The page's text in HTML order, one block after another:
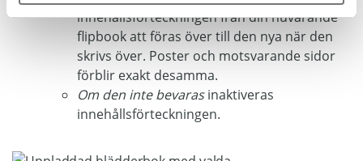
innehållsförteckningen från din nuvarande
flipbook att föras över till den nya när den
skrivs över. Poster och motsvarande sidor
förblir exakt desamma.
Om den inte bevarasinaktiveras
innehållsförteckningen.